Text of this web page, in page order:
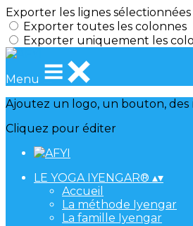
Exporter les lignes sélectionnées
Exporter toutes les colonnes
Exporter uniquement les
Menu
Ajoutez un logo, un bouton, des
Cliquez pour éditer
LE YOGA IYENGAR® ▴▾
Accueil
La méthode Iyengar
La famille Iyengar